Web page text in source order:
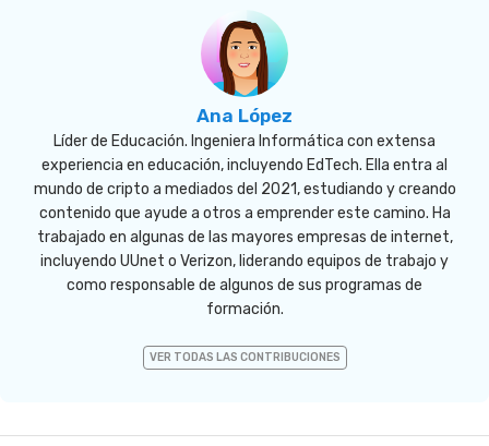
Ana López
Líder de Educación. Ingeniera Informática con extensa
experiencia en educación, incluyendo EdTech. Ella entra al
mundo de cripto a mediados del 2021, estudiando y creando
contenido que ayude a otros a emprender este camino. Ha
trabajado en algunas de las mayores empresas de internet,
incluyendo UUnet o Verizon, liderando equipos de trabajo y
como responsable de algunos de sus programas de
formación.
VER TODAS LAS CONTRIBUCIONES